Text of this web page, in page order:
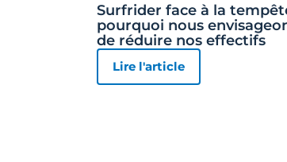
Surfrider face à la
pourquoi nous
de réduire nos effectifs
Lire l'article